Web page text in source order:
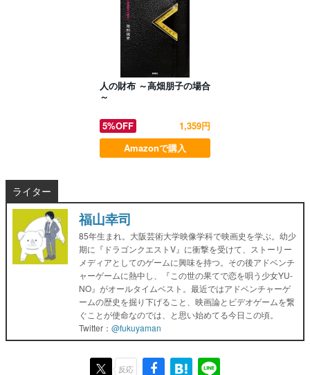
人の財布 ～高畑朋子の場合
～
5%OFF
1,359円
Amazonで購入
ライター
福山幸司
85年生まれ。大阪芸術大学映像学科で映画史を学ぶ。幼少
期に『ドラゴンクエストV』に衝撃を受けて、ストーリー
メディアとしてのゲームに興味を持つ。その後アドベンチ
ャーゲームに熱中し、『この世の果てで恋を唄う少女YU-
NO』がオールタイムベスト。最近ではアドベンチャーゲ
ームの歴史を掘り下げること、映画論とビデオゲームを繋
ぐことが使命なのでは、と思い始めてる今日この頃。
Twitter： @fukuyaman
反応